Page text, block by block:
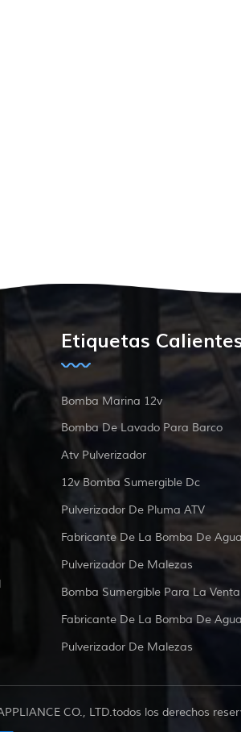
Etiquetas
Bomba Marina 12v
Bomba De Lavado Para Barco
Atv Pulverizador
12v Bomba Sumergible Dc
Pulverizador De Pluma ATV
Fabricante De La Bomba De Agua
Pulverizador De Malezas
Bomba Sumergible Para La Venta
Fabricante De La Bomba De Agua
Pulverizador De Malezas
CO., LTD.todos los derechos